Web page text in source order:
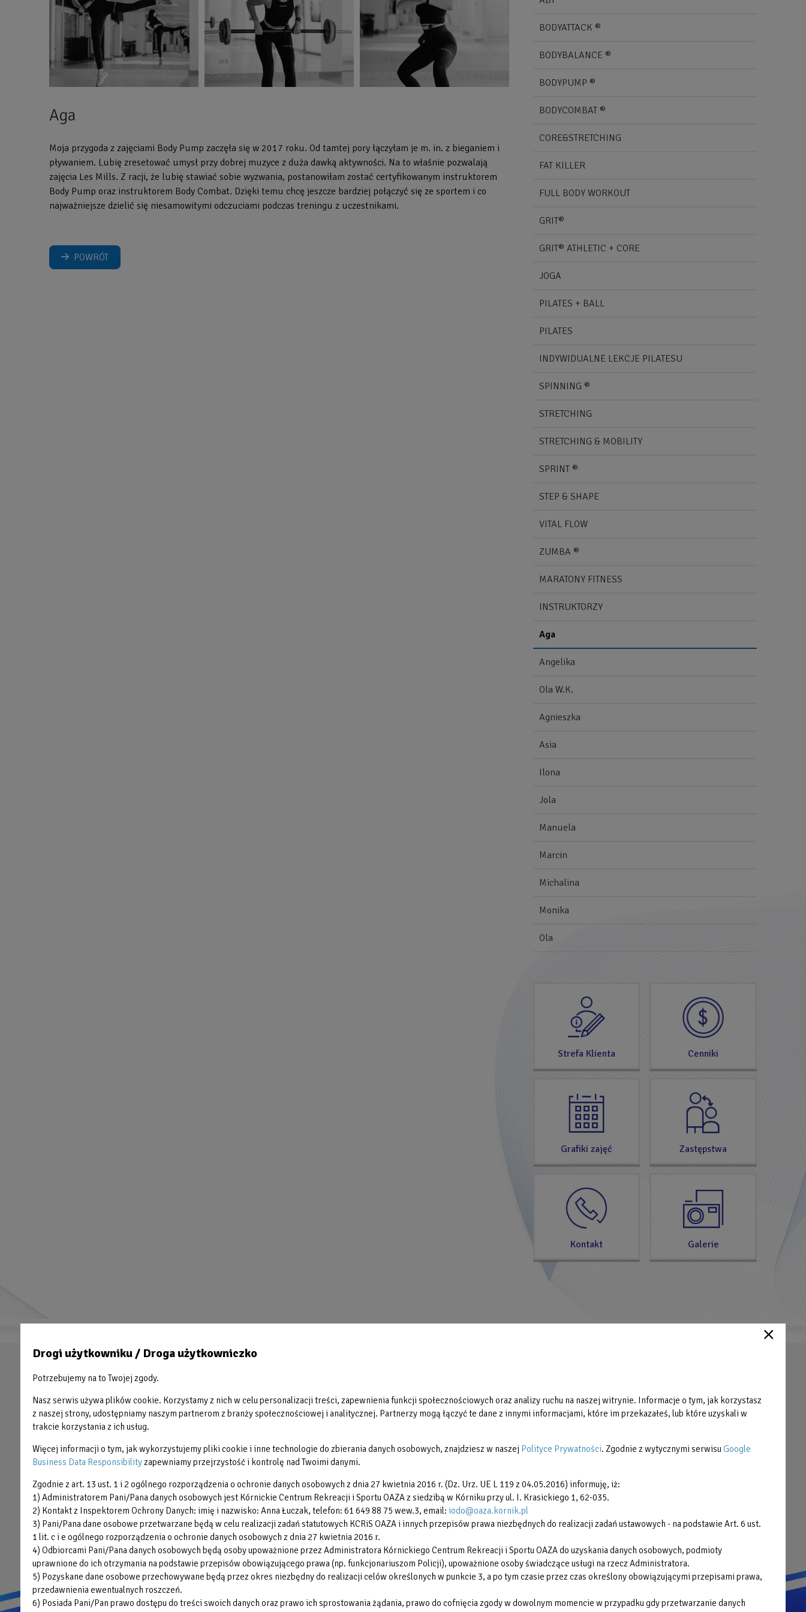
Aga
Moja przygoda z zajęciami Body Pump zaczęła się w 2017 roku. Od tamtej pory łączyłam je m. in. z bieganiem i
pływaniem. Lubię zresetować umysł przy dobrej muzyce z duża dawką aktywności. Na to właśnie pozwalają
zajęcia Les Mills. Z racji, że lubię stawiać sobie wyzwania, postanowiłam zostać certyfikowanym instruktorem
Body Pump oraz instruktorem Body Combat. Dzięki temu chcę jeszcze bardziej połączyć się ze sportem i co
najważniejsze dzielić się niesamowitymi odczuciami podczas treningu z uczestnikami.
POWRÓT
BODYATTACK ®
BODYBALANCE ®
BODYPUMP ®
BODYCOMBAT ®
CORE&STRETCHING
FAT KILLER
FULL BODY WORKOUT
GRIT®
GRIT® ATHLETIC + CORE
JOGA
PILATES + BALL
PILATES
INDYWIDUALNE LEKCJE PILATESU
SPINNING ®
STRETCHING
STRETCHING & MOBILITY
SPRINT ®
STEP & SHAPE
VITAL FLOW
ZUMBA ®
MARATONY FITNESS
INSTRUKTORZY
Aga
Angelika
Ola W.K.
Agnieszka
Asia
Ilona
Jola
Manuela
Marcin
Michalina
Monika
Ola
SPRAWDŹ
TERAZ
Strefa Klienta Cenniki
Grafiki zajęć Zastępstwa
Kontakt Galerie
Stopka
ODNOWA BIOLOGICZNA
FITNESS
SIŁOWNIA
Błażejewko
OAZA KIDS
Olimpijczycy
Organizacja imprez
Regulaminy
Rodzina 3+
Grafiki zajęć
Praca
Plany postępowań
Deklaracja dostępności cyfrowej
Drogi użytkowniku / Droga użytkowniczko
Potrzebujemy na to Twojej zgody.
Nasz serwis używa plików cookie. Korzystamy z nich w celu personalizacji treści, zapewnienia funkcji społecznościowych oraz analizy ruchu na naszej witrynie. Informacje o tym, jak korzystasz
z naszej strony, udostępniamy naszym partnerom z branży społecznościowej i analitycznej. Partnerzy mogą łączyć te dane z innymi informacjami, które im przekazałeś, lub które uzyskali w
trakcie korzystania z ich usług.
Więcej informacji o tym, jak wykorzystujemy pliki cookie i inne technologie do zbierania danych osobowych, znajdziesz w naszej Polityce Prywatności. Zgodnie z wytycznymi serwisuGoogle
Business Data Responsibilityzapewniamy przejrzystość i kontrolę nad Twoimi danymi.
Zgodnie z art. 13 ust. 1 i 2 ogólnego rozporządzenia o ochronie danych osobowych z dnia 27 kwietnia 2016 r. (Dz. Urz. UE L 119 z 04.05.2016) informuję, iż:
1) Administratorem Pani/Pana danych osobowych jest Kórnickie Centrum Rekreacji i Sportu OAZA z siedzibą w Kórniku przy ul. I. Krasickiego 1, 62-035.
2) Kontakt z Inspektorem Ochrony Danych: imię i nazwisko: Anna Łuczak, telefon: 61 649 88 75 wew.3, email: iodo@oaza.kornik.pl
3) Pani/Pana dane osobowe przetwarzane będą w celu realizacji zadań statutowych KCRiS OAZA i innych przepisów prawa niezbędnych do realizacji zadań ustawowych - na podstawie Art. 6 ust.
1 lit. c i e ogólnego rozporządzenia o ochronie danych osobowych z dnia 27 kwietnia 2016 r.
4) Odbiorcami Pani/Pana danych osobowych będą osoby upoważnione przez Administratora Kórnickiego Centrum Rekreacji i Sportu OAZA do uzyskania danych osobowych, podmioty
uprawnione do ich otrzymania na podstawie przepisów obowiązującego prawa (np. funkcjonariuszom Policji), upoważnione osoby świadczące usługi na rzecz Administratora.
5) Pozyskane dane osobowe przechowywane będą przez okres niezbędny do realizacji celów określonych w punkcie 3, a po tym czasie przez czas określony obowiązującymi przepisami prawa,
przedawnienia ewentualnych roszczeń.
6) Posiada Pani/Pan prawo dostępu do treści swoich danych oraz prawo ich sprostowania żądania, prawo do cofnięcia zgody w dowolnym momencie w przypadku gdy przetwarzanie danych